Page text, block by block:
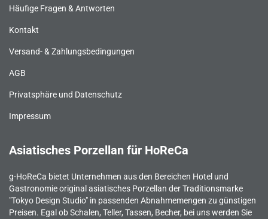
Häufige Fragen & Antworten
Kontakt
Versand- & Zahlungsbedingungen
AGB
Privatsphäre und Datenschutz
Impressum
Asiatisches Porzellan für HoReCa
g-HoReCa bietet Unternehmen aus den Bereichen Hotel und
Gastronomie original asiatisches Porzellan der Traditionsmarke
"Tokyo Design Studio" in passenden Abnahmemengen zu günstigen
Preisen. Egal ob Schalen, Teller, Tassen, Becher, bei uns werden Sie